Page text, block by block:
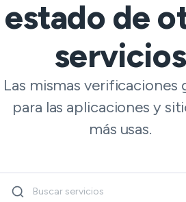
estado de
servicios
Las mismas verificaciones
para las aplicaciones y
más usas.